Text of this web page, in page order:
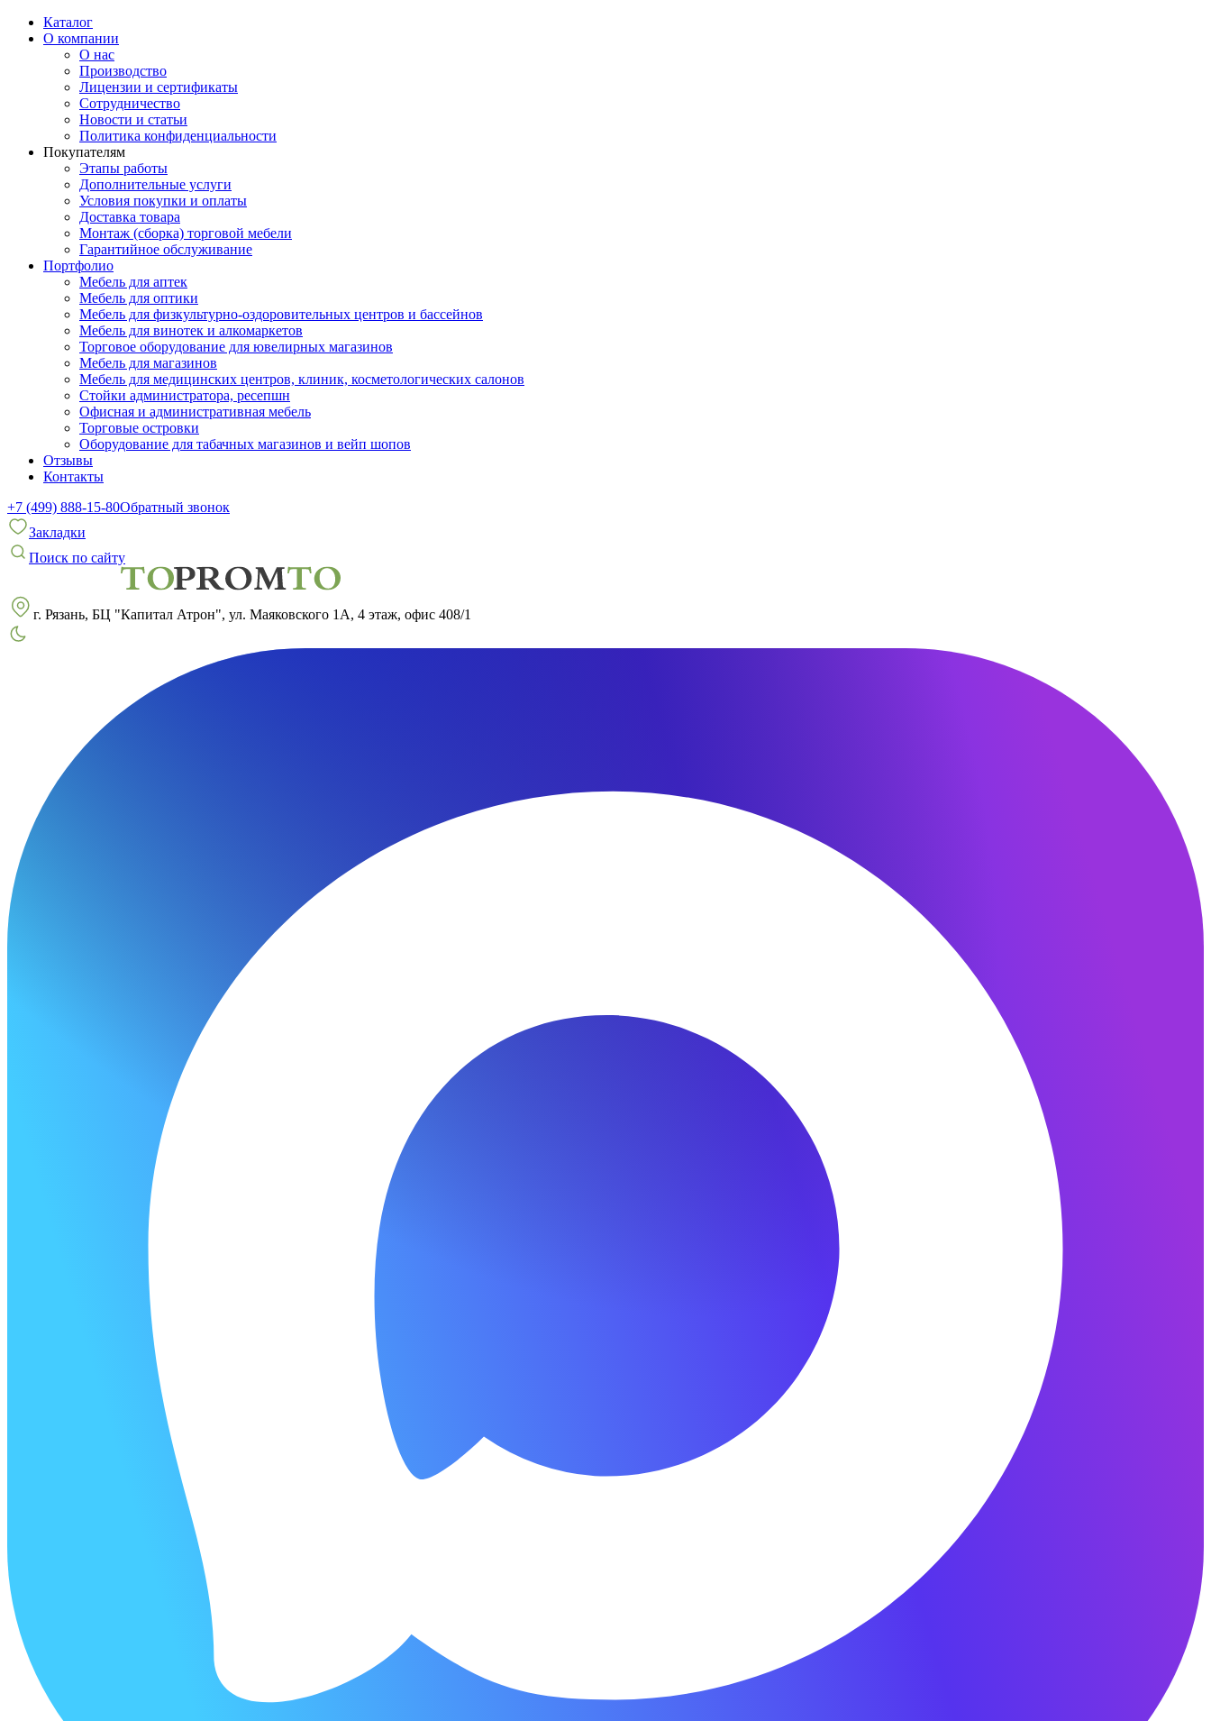
Каталог
О компании
О нас
Производство
Лицензии и сертификаты
Сотрудничество
Новости и статьи
Политика конфиденциальности
Покупателям
Этапы работы
Дополнительные услуги
Условия покупки и оплаты
Доставка товара
Монтаж (сборка) торговой мебели
Гарантийное обслуживание
Портфолио
Мебель для аптек
Мебель для оптики
Мебель для физкультурно-оздоровительных центров и бассейнов
Мебель для винотек и алкомаркетов
Торговое оборудование для ювелирных магазинов
Мебель для магазинов
Мебель для медицинских центров, клиник, косметологических салонов
Стойки администратора, ресепшн
Офисная и административная мебель
Торговые островки
Оборудование для табачных магазинов и вейп шопов
Отзывы
Контакты
+7 (499) 888-15-80Обратный звонок
Закладки
Поиск по сайту
г. Рязань, БЦ "Капитал Атрон", ул. Маяковского 1А, 4 этаж, офис 408/1